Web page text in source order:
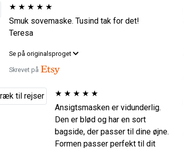
★ ★ ★ ★ ★
Smuk sovemaske. Tusind tak for det!
Teresa
Se på originalsproget
Skrevet på
★ ★ ★ ★ ★
Ansigtsmasken er vidunderlig.
Den er blød og har en sort
bagside, der passer til dine øjne.
Formen passer perfekt til dit